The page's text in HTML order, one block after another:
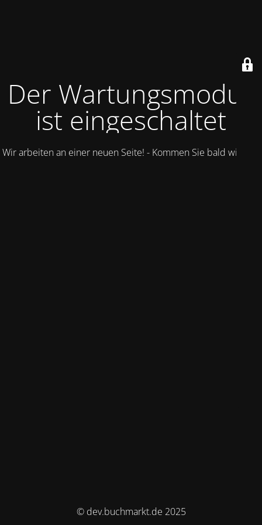
Der Wartungsmodus
ist eingeschaltet
Wir arbeiten an einer neuen Seite! - Kommen Sie bald wieder.
© dev.buchmarkt.de 2025